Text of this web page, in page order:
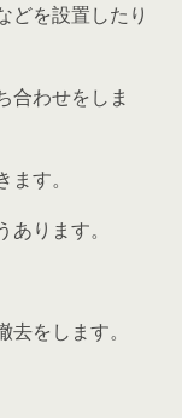
どを設置したり
合わせをしま
す。
ります。
をします。